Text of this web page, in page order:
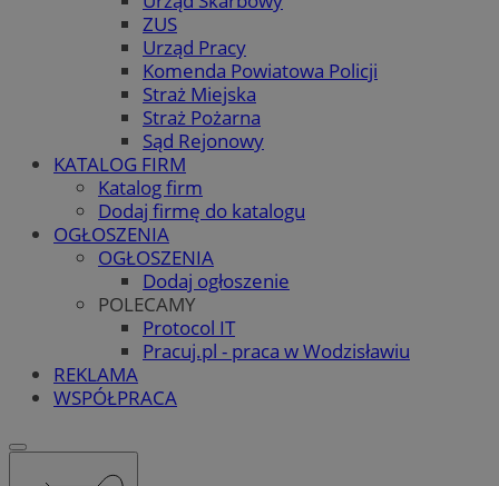
ZUS
Urząd Pracy
Komenda Powiatowa Policji
Straż Miejska
Straż Pożarna
Sąd Rejonowy
KATALOG FIRM
Katalog firm
Dodaj firmę do katalogu
OGŁOSZENIA
OGŁOSZENIA
Dodaj ogłoszenie
POLECAMY
Protocol IT
Pracuj.pl - praca w Wodzisławiu
REKLAMA
WSPÓŁPRACA